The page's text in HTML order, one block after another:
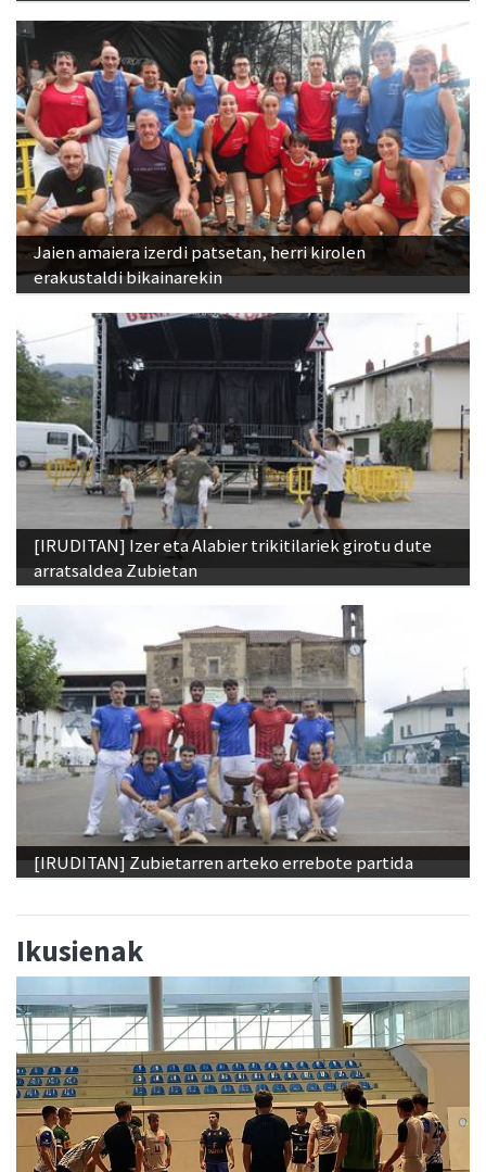
Jaien amaiera izerdi patsetan, herri kirolen
erakustaldi bikainarekin
[IRUDITAN] Izer eta Alabier trikitilariek girotu dute
arratsaldea Zubietan
[IRUDITAN] Zubietarren arteko errebote partida
Ikusienak